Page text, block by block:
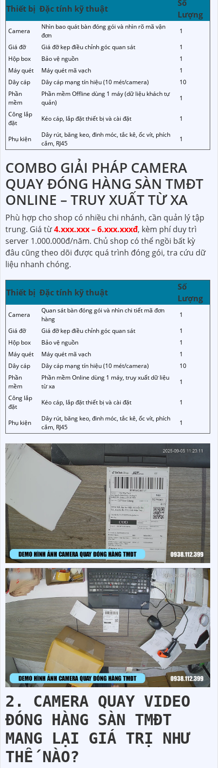
Thiết bị Đặc tính kỹ thuật
Số
Lượng
Camera
Nhìn bao quát bàn đóng gói và nhìn rõ mã vận
đơn
1
Giá đỡ
Giá đỡ kẹp điều chỉnh góc quan sát
1
Hộp box
Bảo vệ nguồn
1
Máy quét
Máy quét mã vạch
1
Dây cáp
Dây cáp mạng tín hiệu (10 mét/camera)
10
Phần
mềm
Phần mềm Offline dùng 1 máy (dữ liệu khách tự
quản)
1
Công lắp
đặt
Kéo cáp, lắp đặt thiết bị và cài đặt 1
Phụ kiện
Dây rút, băng keo, đinh móc, tắc kê, ốc vít, phích
cắm, RJ45
1
COMBO GIẢI PHÁP CAMERA
QUAY ĐÓNG HÀNG SÀN TMĐT
ONLINE – TRUY XUẤT TỪ XA
Phù hợp cho shop có nhiều chi nhánh, cần quản lý tập
trung. Giá từ4.xxx.xxx – 6.xxx.xxxđ, kèm phí duy trì
server 1.000.000đ/năm. Chủ shop có thể ngồi bất kỳ
đâu cũng theo dõi được quá trình đóng gói, tra cứu dữ
liệu nhanh chóng.
Thiết bị Đặc tính kỹ thuật
Số
Lượng
Camera
Quan sát bàn đóng gói và nhìn chi tiết mã đơn
hàng
1
Giá đỡ
Giá đỡ kẹp điều chỉnh góc quan sát
1
Hộp box
Bảo vệ nguồn
1
Máy quét
Máy quét mã vạch
1
Dây cáp
Dây cáp mạng tín hiệu (10 mét/camera)
10
Phần
mềm
Phần mềm Online dùng 1 máy, truy xuất dữ liệu
từ xa
1
Công lắp
đặt
Kéo cáp, lắp đặt thiết bị và cài đặt 1
Phụ kiện
Dây rút, băng keo, đinh móc, tắc kê, ốc vít, phích
cắm, RJ45
1
2. CAMERA QUAY VIDEO
ĐÓNG HÀNG SÀN TMĐT
MANG LẠI GIÁ TRỊ NHƯ
THẾ NÀO?